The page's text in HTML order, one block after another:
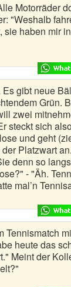
Motorräder
"Weshalb
sie haben mir
gibt neue
Grün.
zwei
steckt sich
und geht
Platzwart
denn so
- "Äh.
mal’n
Tennismatch
heute das
Meint der